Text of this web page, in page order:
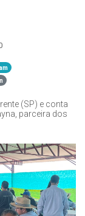
(SP) e conta
parceira dos